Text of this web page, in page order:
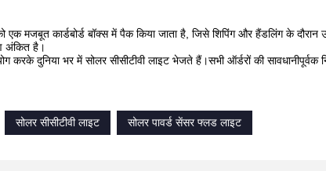
एक मजबूत कार्डबोर्ड बॉक्स में पैक किया जाता है, जिसे शिपिंग और हैंडलिंग के दौरान
अंकित है।
करके दुनिया भर में सोलर सीसीटीवी लाइट भेजते हैं।सभी ऑर्डरों की
सोलर सीसीटीवी लाइट सोलर पावर्ड सेंसर फ्लड लाइट